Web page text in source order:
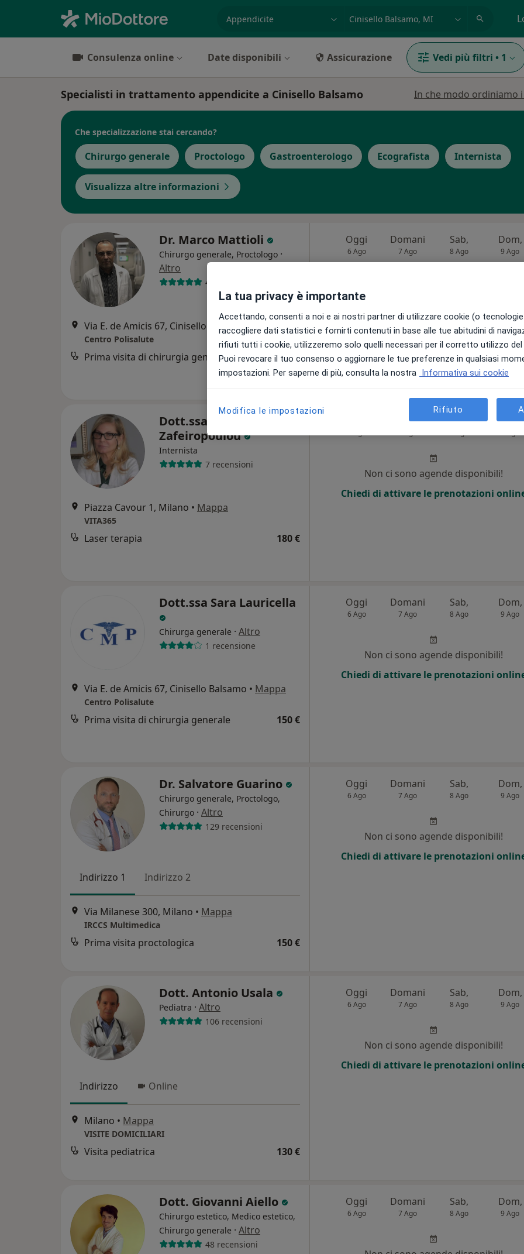
Consulenza online Date disponibili Assicurazione Vedi più filtri • 1
Specialisti in trattamento appendicite a Cinisello Balsamo In che modo ordiniamo
Che specializzazione stai cercando?
Chirurgo generale Proctologo Gastroenterologo Ecografista Internista
Visualizza altre informazioni
Dr. Marco Mattioli
Chirurgo generale, Proctologo ·
Altro
43 recensioni
Via E. de Amicis 67, Cinisello Balsamo •Mappa
Centro Polisalute
Prima visita di chirurgia generale 150 €
Oggi
6 Ago
Domani
7 Ago
Sab,
8 Ago
Dom,
9 Ago
Non ci sono agende disponibili!
Chiedi di attivare le prenotazioni online
Dott.ssa Sofia
Zafeiropoulou
Internista
7 recensioni
Piazza Cavour 1, Milano • Mappa
VITA365
Laser terapia 180 €
Domani Sab, Dom,
Non ci sono agende disponibili!
Chiedi di attivare le prenotazioni
Dott.ssa Sara Lauricella
Chirurga generale · Altro
1 recensione
Via E. de Amicis 67, Cinisello Balsamo • Mappa
Centro Polisalute
Prima visita di chirurgia generale 150 €
Oggi
6 Ago
Domani
7 Ago
Sab,
8 Ago
Dom,
9 Ago
Non ci sono agende disponibili!
Chiedi di attivare le prenotazioni
Dr. Salvatore Guarino
Chirurgo generale, Proctologo,
Chirurgo · Altro
129 recensioni
Indirizzo 1 Indirizzo 2
Via Milanese 300, Milano • Mappa
IRCCS Multimedica
Prima visita proctologica 150 €
Oggi
6 Ago
Domani
7 Ago
Sab,
8 Ago
Dom,
9 Ago
Non ci sono agende disponibili!
Chiedi di attivare le prenotazioni
Dott. Antonio Usala
Pediatra · Altro
106 recensioni
Indirizzo Online
Milano • Mappa
VISITE DOMICILIARI
Visita pediatrica 130 €
Oggi
6 Ago
Domani
7 Ago
Sab,
8 Ago
Dom,
9 Ago
Non ci sono agende disponibili!
Chiedi di attivare le prenotazioni
Dott. Giovanni Aiello
Chirurgo estetico, Medico estetico,
Chirurgo generale · Altro
48 recensioni
Oggi
6 Ago
Domani
7 Ago
Sab,
8 Ago
Dom,
9 Ago
La tua privacy è importante
Accettando, consenti a noi e ai nostri partner di utilizzare cookie (o
raccogliere dati statistici e fornirti contenuti in base alle tue abitudini di
rifiuti tutti i cookie, utilizzeremo solo quelli necessari per il corretto utilizzo
Puoi revocare il tuo consenso o aggiornare le tue preferenze in qualsiasi
impostazioni. Per saperne di più, consulta la nostra Informativa sui cookie
Modifica le impostazioni Rifiuto